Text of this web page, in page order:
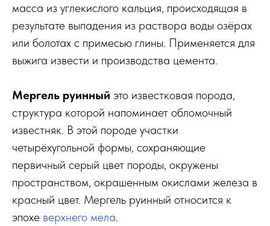
масса из углекислого кальция, происходящая в
результате выпадения из раствора воды озёрах
или болотах с примесью глины. Применяется для
выжига извести и производства цемента.
Мергель руинный это известковая порода,
структура которой напоминает обломочный
известняк. В этой породе участки
четырёхугольной формы, сохраняющие
первичный серый цвет породы, окружены
пространством, окрашенным окислами железа в
красный цвет. Мергель руинный относится к
эпохе верхнего мела.